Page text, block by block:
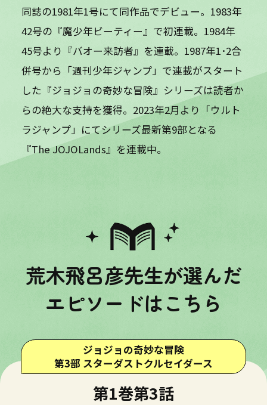
同誌の1981年1号にて同作品でデビュー。1983年
42号の『魔少年ビーティー』で初連載。1984年
45号より『バオー来訪者』を連載。1987年1･2合
併号から「週刊少年ジャンプ」で連載がスタート
した『ジョジョの奇妙な冒険』シリーズは読者か
らの絶大な支持を獲得。2023年2月より「ウルト
ラジャンプ」にてシリーズ最新第9部となる
『The JOJOLands』を連載中。
荒木飛呂彦先生が選んだ
エピソードはこちら
ジョジョの奇妙な冒険
第3部 スターダストクルセイダース
第1巻第3話